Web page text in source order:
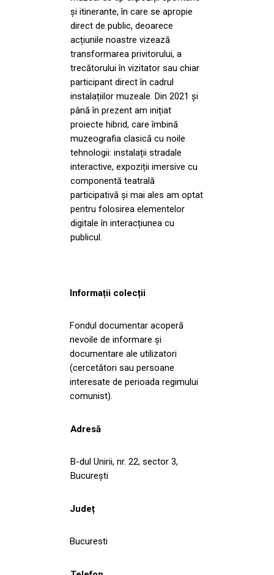
și itinerante, în care se apropie
direct de public, deoarece
acțiunile noastre vizează
transformarea privitorului, a
trecătorului în vizitator sau chiar
participant direct în cadrul
instalațiilor muzeale. Din 2021 și
până în prezent am inițiat
proiecte hibrid, care îmbină
muzeografia clasică cu noile
tehnologii: instalații stradale
interactive, expoziții imersive cu
componentă teatrală
participativă și mai ales am optat
pentru folosirea elementelor
digitale în interacțiunea cu
publicul.
Informații colecții
Fondul documentar acoperă
nevoile de informare și
documentare ale utilizatori
(cercetători sau persoane
interesate de perioada regimului
comunist).
Adresă
B-dul Unirii, nr. 22, sector 3,
București
Județ
Bucuresti